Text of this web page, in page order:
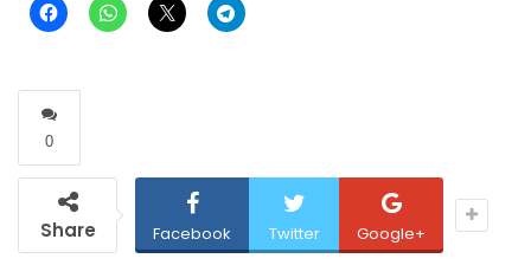
0
Share Facebook Twitter Google+